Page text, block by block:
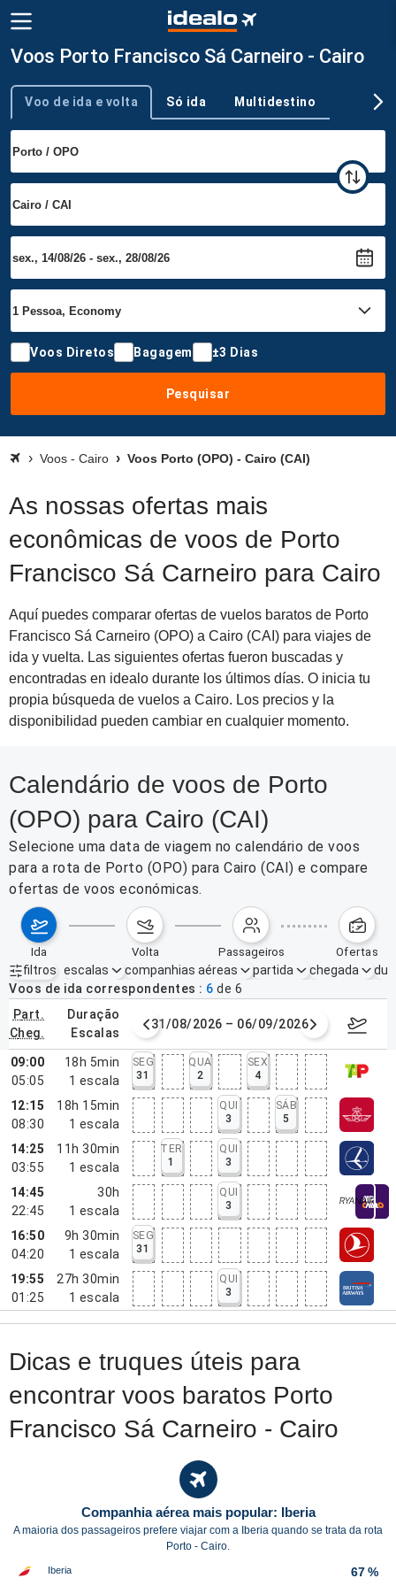
Voos Porto Francisco Sá Carneiro - Cairo
Tipo de viagem
Voo de ida e volta Só ida Multidestino
Voos Diretos Bagagem ±3 Dias
Pesquisar
Voos - Cairo Voos Porto (OPO) - Cairo (CAI)
As nossas ofertas mais
econômicas de voos de Porto
Francisco Sá Carneiro para Cairo
Aquí puedes comparar ofertas de vuelos baratos de Porto
Francisco Sá Carneiro (OPO) a Cairo (CAI) para viajes de
ida y vuelta. Las siguientes ofertas fueron buscadas y
encontradas en idealo durante los últimos días. O inicia tu
propia búsqueda de vuelos a Cairo. Los precios y la
disponibilidad pueden cambiar en cualquier momento.
Calendário de voos de Porto
(OPO) para Cairo (CAI)
Selecione uma data de viagem no calendário de voos
para a rota de Porto (OPO) para Cairo (CAI) e compare
ofertas de voos económicas.
ida volta passageiros ofertas
filtros
Filtros ativos nenhum
escalas companhias aéreas partida chegada
Voos de ida correspondentes
6 de 6
part.
cheg.
duração
escalas
agosto de 2026 31/08/2026 – 06/09/2026 7–13
09:00
05:05
18h 5min
1 escala
SEG
31
QUA
2
SEX
4
12:15
08:30
18h 15min
1 escala
QUI
3
SÁB
5
14:25
03:55
11h 30min
1 escala
TER
1
QUI
3
14:45
22:45
30h
1 escala
QUI
3
16:50
04:20
9h 30min
1 escala
SEG
31
19:55
01:25
27h 30min
1 escala
QUI
3
Dicas e truques úteis para
encontrar voos baratos Porto
Francisco Sá Carneiro - Cairo
Companhia aérea mais popular: Iberia
A maioria dos passageiros prefere viajar com a Iberia quando se trata da rota
Porto - Cairo.
Iberia 67 %